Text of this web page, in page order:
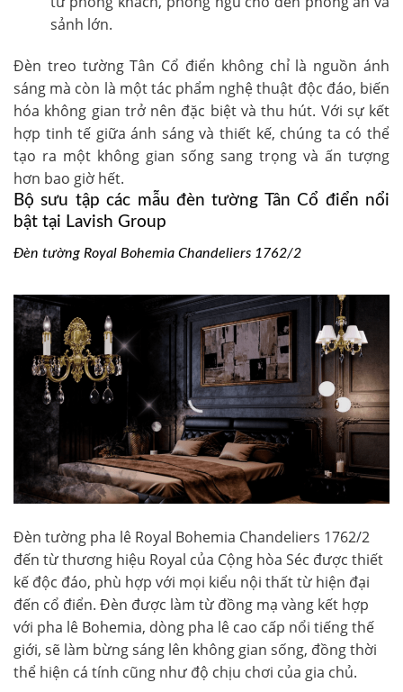
sảnh lớn.
Đèn treo tường Tân Cổ điển không chỉ là nguồn ánh
sáng mà còn là một tác phẩm nghệ thuật độc đáo, biến
hóa không gian trở nên đặc biệt và thu hút. Với sự kết
hợp tinh tế giữa ánh sáng và thiết kế, chúng ta có thể
tạo ra một không gian sống sang trọng và ấn tượng
hơn bao giờ hết.
Bộ sưu tập các mẫu đèn tường Tân Cổ điển nổi
bật tại Lavish Group
Đèn tường Royal Bohemia Chandeliers 1762/2
Đèn tường pha lê Royal Bohemia Chandeliers 1762/2
đến từ thương hiệu Royal của Cộng hòa Séc được thiết
kế độc đáo, phù hợp với mọi kiểu nội thất từ hiện đại
đến cổ điển. Đèn được làm từ đồng mạ vàng kết hợp
với pha lê Bohemia, dòng pha lê cao cấp nổi tiếng thế
giới, sẽ làm bừng sáng lên không gian sống, đồng thời
thể hiện cá tính cũng như độ chịu chơi của gia chủ.